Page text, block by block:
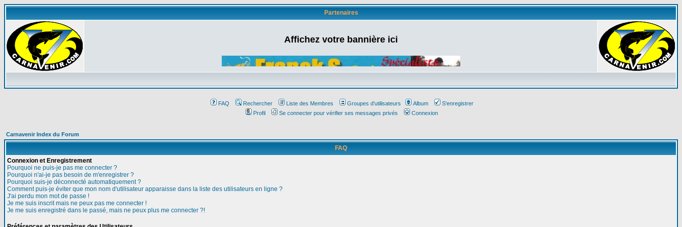
Partenaires
Affichez votre bannière ici
FAQ Rechercher Liste des Membres Groupes d'utilisateurs Album
S'enregistrer
Profil
Se connecter pour vérifier ses messages privés Connexion
Carnavenir Index du Forum
FAQ
Connexion et Enregistrement
Pourquoi ne puis-je pas me connecter ?
Pourquoi n'ai-je pas besoin de m'enregistrer ?
Pourquoi suis-je déconnecté automatiquement ?
Comment puis-je éviter que mon nom d'utilisateur apparaisse dans la liste des utilisateurs en ligne ?
J'ai perdu mon mot de passe !
Je me suis inscrit mais ne peux pas me connecter !
Je me suis enregistré dans le passé, mais ne peux plus me connecter ?!